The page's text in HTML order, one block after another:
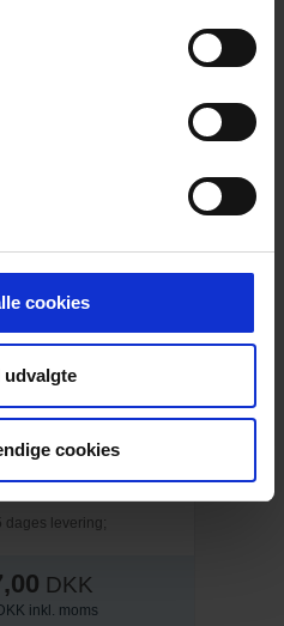
cookies
udvalgte
cookies
inkl. moms
Læg i kurven
Hamevac Sugekop 280x280 mm, t/ VHU-3000
løftekapacitet: 220 kg.
dages levering;
DKK
inkl. moms